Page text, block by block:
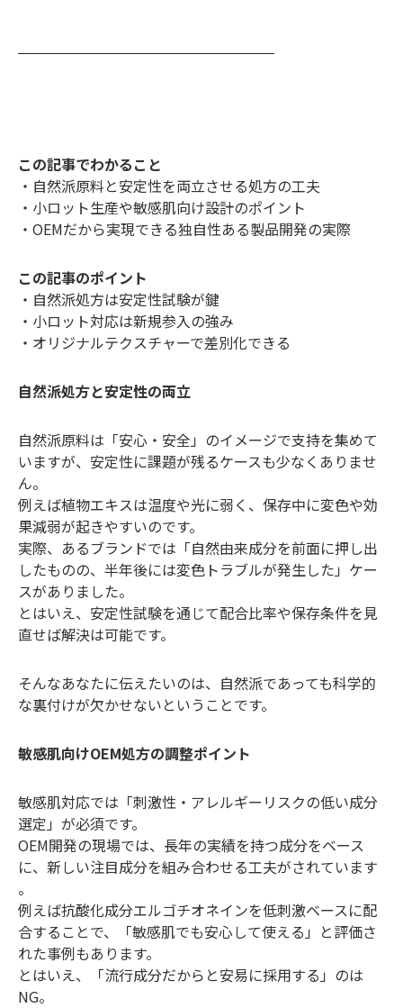
この記事でわかること
・自然派原料と安定性を両立させる処方の工夫
・小ロット生産や敏感肌向け設計のポイント
・OEMだから実現できる独自性ある製品開発の実際
この記事のポイント
・自然派処方は安定性試験が鍵
・小ロット対応は新規参入の強み
・オリジナルテクスチャーで差別化できる
自然派処方と安定性の両立
自然派原料は「安心・安全」のイメージで支持を集めて
いますが、安定性に課題が残るケースも少なくありませ
ん。
例えば植物エキスは温度や光に弱く、保存中に変色や効
果減弱が起きやすいのです。
実際、あるブランドでは「自然由来成分を前面に押し出
したものの、半年後には変色トラブルが発生した」ケー
スがありました。
とはいえ、安定性試験を通じて配合比率や保存条件を見
直せば解決は可能です。
そんなあなたに伝えたいのは、自然派であっても科学的
な裏付けが欠かせないということです。
敏感肌向けOEM処方の調整ポイント
敏感肌対応では「刺激性・アレルギーリスクの低い成分
選定」が必須です。
OEM開発の現場では、長年の実績を持つ成分をベース
に、新しい注目成分を組み合わせる工夫がされています
。
例えば抗酸化成分エルゴチオネインを低刺激ベースに配
合することで、「敏感肌でも安心して使える」と評価さ
れた事例もあります。
とはいえ、「流行成分だからと安易に採用する」のは
NG。